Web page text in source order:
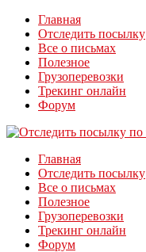
Главная
Отследить посылку
Все о письмах
Полезное
Грузоперевозки
Трекинг онлайн
Форум
Главная
Отследить посылку
Все о письмах
Полезное
Грузоперевозки
Трекинг онлайн
Форум